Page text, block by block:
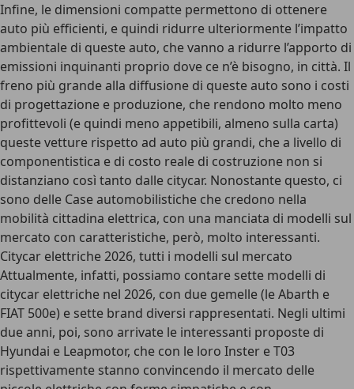
Infine, le dimensioni compatte permettono di ottenere
auto più efficienti, e quindi ridurre ulteriormente l’impatto
ambientale di queste auto, che vanno a ridurre l’apporto di
emissioni inquinanti proprio dove ce n’è bisogno, in città. Il
freno più grande alla diffusione di queste auto sono i costi
di progettazione e produzione, che rendono molto meno
profittevoli (e quindi meno appetibili, almeno sulla carta)
queste vetture rispetto ad auto più grandi, che a livello di
componentistica e di costo reale di costruzione non si
distanziano così tanto dalle citycar. Nonostante questo, ci
sono delle Case automobilistiche che credono nella
mobilità cittadina elettrica, con una manciata di modelli sul
mercato con caratteristiche, però, molto interessanti.
Citycar elettriche 2026, tutti i modelli sul mercato
Attualmente, infatti, possiamo contare sette modelli di
citycar elettriche nel 2026, con due gemelle (le Abarth e
FIAT 500e) e sette brand diversi rappresentati. Negli ultimi
due anni, poi, sono arrivate le interessanti proposte di
Hyundai e Leapmotor, che con le loro Inster e T03
rispettivamente stanno convincendo il mercato delle